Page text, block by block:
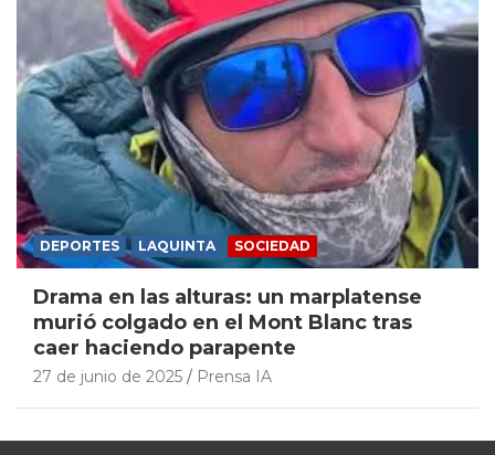
DEPORTES LAQUINTA SOCIEDAD
Drama en las alturas: un marplatense
murió colgado en el Mont Blanc tras
caer haciendo parapente
27 de junio de 2025 Prensa IA